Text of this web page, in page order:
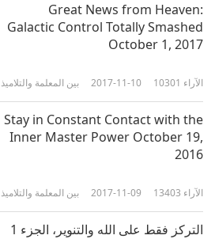
Great News from Heaven:
Galactic Control Totally Smashed
October 1, 2017
بين المعلمة والتلاميذ 2017-11-10 10301 الآراء
Stay in Constant Contact with the
Inner Master Power October 19,
2016
بين المعلمة والتلاميذ 2017-11-09 13403 الآراء
التركز فقط على الله والتنوير، الجزء 1